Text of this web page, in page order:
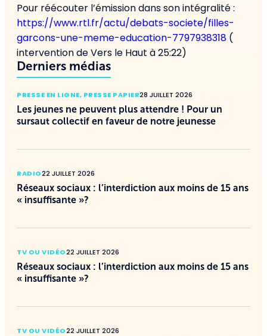
Pour réécouter l’émission dans son intégralité :
https://www.rtl.fr/actu/debats-societe/filles-
garcons-une-meme-education-7797938318 (
intervention de Vers le Haut à 25:22)
Derniers médias
PRESSE EN LIGNE, PRESSE PAPIER28 JUILLET 2026
Les jeunes ne peuvent plus attendre ! Pour un
sursaut collectif en faveur de notre jeunesse
RADIO22 JUILLET 2026
Réseaux sociaux : l’interdiction aux moins de 15 ans
« insuffisante »?
TV OU VIDÉO22 JUILLET 2026
Réseaux sociaux : l’interdiction aux moins de 15 ans
« insuffisante »?
TV OU VIDÉO22 JUILLET 2026